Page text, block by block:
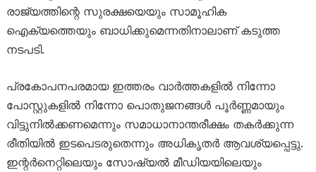
രാജ്യത്തിന്റെ സുരക്ഷയെയും സാമൂഹിക
ഐക്യത്തെയും ബാധിക്കുമെന്നതിനാലാണ് കടുത്ത
നടപടി.
പ്രകോപനപരമായ ഇത്തരം വാർത്തകളിൽ നിന്നോ
പോസ്റ്റുകളിൽ നിന്നോ പൊതുജനങ്ങൾ പൂർണ്ണമായും
വിട്ടുനിൽക്കണമെന്നും സമാധാനാന്തരീക്ഷം തകർക്കുന്ന
രീതിയിൽ ഇടപെടരുതെന്നും അധികൃതർ ആവശ്യപ്പെട്ടു.
ഇന്റർനെറ്റിലെയും സോഷ്യൽ മീഡിയയിലെയും